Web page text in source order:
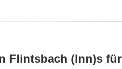
Flintsbach (Inn)s für